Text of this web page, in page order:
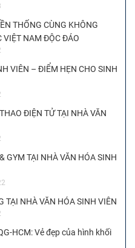
THỐNG CÙNG KHÔNG
VIỆT NAM ĐỘC ĐÁO
VIÊN – ĐIỂM HẸN CHO SINH
ĐIỆN TỬ TẠI NHÀ VĂN
GYM TẠI NHÀ VĂN HÓA SINH
TẠI NHÀ VĂN HÓA SINH VIÊN
HCM: Vẻ đẹp của hình khối